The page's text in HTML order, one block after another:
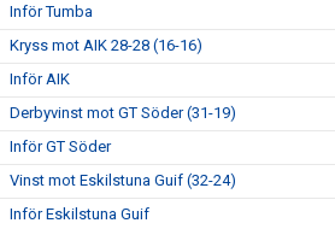
Inför Tumba
Kryss mot AIK 28-28 (16-16)
Inför AIK
Derbyvinst mot GT Söder (31-19)
Inför GT Söder
Vinst mot Eskilstuna Guif (32-24)
Inför Eskilstuna Guif